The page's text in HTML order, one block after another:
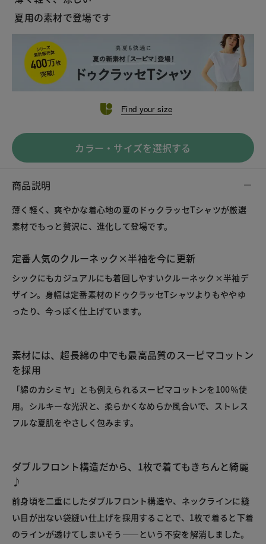
夏用の素材で登場です
Find your size
カラー・サイズを選択する
商品説明
薄く軽く、爽やかな着心地の夏のドゥクラッセTシャツが厳選
素材でもっと贅沢に、進化して登場です。
定番人気のクルーネック×半袖を今に更新
シックにもカジュアルにも着回しやすいクルーネック×半袖デ
ザイン。身幅は定番素材のドゥクラッセTシャツよりもややゆ
ったり、今っぽく仕上げています。
素材には、超長綿の中でも最高品質のスーピマコットン
を採用
「綿のカシミヤ」とも例えられるスーピマコットンを100％使
用。シルキーな光沢と、柔らかくなめらか風合いで、ストレス
フルな夏肌をやさしく包みます。
ダブルフロント構造だから、1枚で着てもきちんと綺麗
♪
前身頃を二重にしたダブルフロント構造や、ネックラインに縫
い目が出ない袋縫い仕上げを採用することで、1枚で着ると下着
のラインが透けてしまいそう――という不安を解消しました。